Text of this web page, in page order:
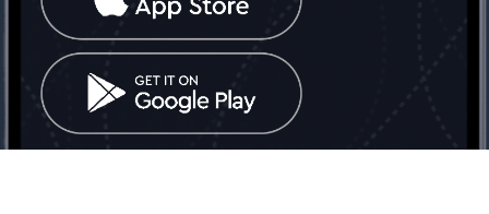
Ηνωμένο Βασίλειο: Λονδίνο
Τηλ: +442030340050
info@mobinex.com
Επικοινωνήστε μαζί μας